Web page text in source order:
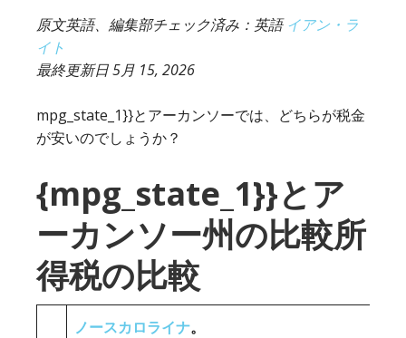
原文英語、編集部チェック済み：英語イアン・ラ
イト
最終更新日5月 15, 2026
mpg_state_1}}とアーカンソーでは、どちらが税金
が安いのでしょうか？
{mpg_state_1}}とア
ーカンソー州の比較所
得税の比較
ノースカロライナ。